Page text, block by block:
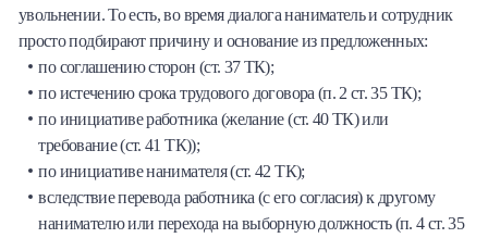
увольнении. То есть, во время диалога наниматель и сотрудник
просто подбирают причину и основание из предложенных:
по соглашению сторон (ст. 37 ТК);
по истечению срока трудового договора (п. 2 ст. 35 ТК);
по инициативе работника (желание (ст. 40 ТК) или
требование (ст. 41 ТК));
по инициативе нанимателя (ст. 42 ТК);
вследствие перевода работника (с его согласия) к друго­му
нанимателю или перехода на выборную должность (п. 4 ст. 35